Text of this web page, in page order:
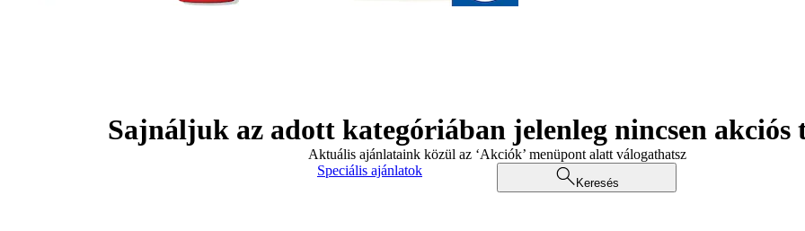
Sajnáljuk az adott kategóriában jelenleg nincsen akciós
Aktuális ajánlataink közül az ‘Akciók’ menüpont alatt válogathatsz
Speciális ajánlatok
Keresés